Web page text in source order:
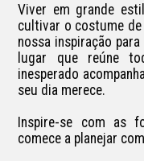
Viver em grande
cultivar o costume de
nossa inspiração
lugar que reúne
inesperado
seu dia merece.
Inspire-se com as
comece a planejar